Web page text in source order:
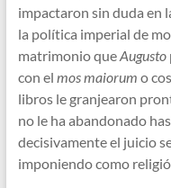
impactaron sin duda en
la política imperial de
matrimonio queAugusto
con el mos maiorum o
libros le granjearon
no le ha abandonado
decisivamente el juicio
imponiendo como